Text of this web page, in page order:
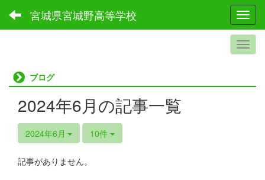
宮城県宮城野高等学校
ブログ
2024年6月の記事一覧
2024年6月 10件
記事がありません。